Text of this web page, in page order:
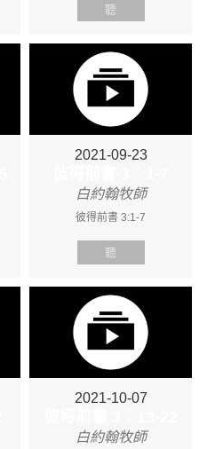
聽
2021-09-23
白約翰牧師
彼得前書 3:1-7
聽
2021-10-07
白約翰牧師